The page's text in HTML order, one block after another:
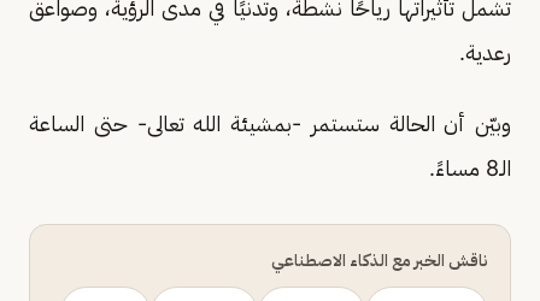
تشمل تأثيراتها رياحًا نشطة، وتدنيًا في مدى الرؤية، وصواعق
رعدية.
وبيّن أن الحالة ستستمر -بمشيئة الله تعالى- حتى الساعة
الـ8 مساءً.
ناقش الخبر مع الذكاء الاصطناعي